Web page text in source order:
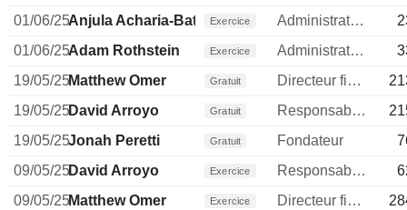
01/06/25Anjula Acharia-Bath Exercice Administrateur
01/06/25Adam Rothstein Exercice Administrateur
19/05/25Matthew Omer Gratuit Directeur financier
19/05/25David Arroyo Gratuit Responsable conformite
19/05/25Jonah Peretti Gratuit Fondateur
09/05/25David Arroyo Exercice Responsable conformite
09/05/25Matthew Omer Exercice Directeur financier